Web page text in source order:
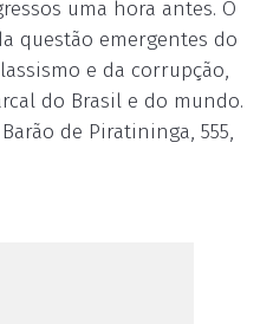
uma hora antes. O
questão emergentes do
e da corrupção,
do Brasil e do mundo.
de Piratininga, 555,